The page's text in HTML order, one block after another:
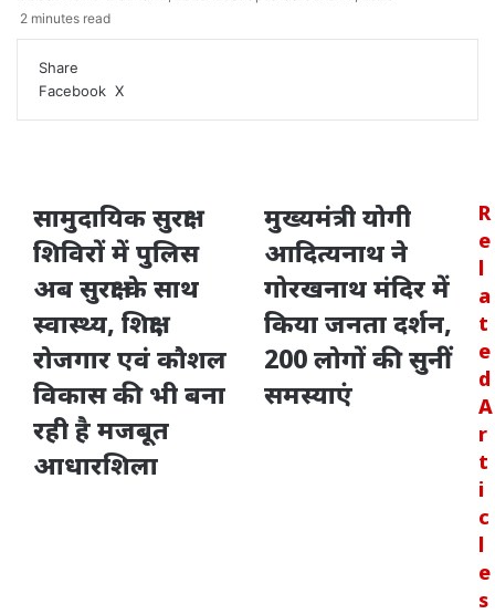
2 minutes read
Share
Facebook X
सामुदायिक सुरक्षा
शिविरों में पुलिस
अब सुरक्षा के साथ
स्वास्थ्य, शिक्षा,
रोजगार एवं कौशल
विकास की भी बना
रही है मजबूत
आधारशिला
मुख्यमंत्री योगी
आदित्यनाथ ने
गोरखनाथ मंदिर में
किया जनता दर्शन,
200 लोगों की सुनीं
समस्याएं
R
e
l
a
t
e
d
A
r
t
i
c
l
e
s